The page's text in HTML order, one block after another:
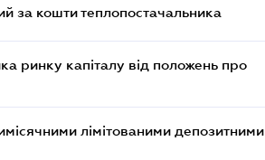
за кошти теплопостачальника
ринку капіталу від положень про
лімітованими депозитними